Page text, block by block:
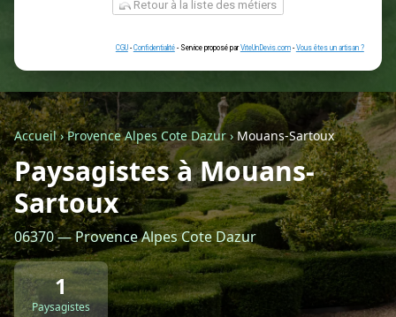
ou
Retour à la liste des métiers
CGU-Confidentialité- Service proposé parViteUnDevis.com - Vous
Accueil›Provence Alpes Cote Dazur › Mouans-Sartoux
Paysagistes à Mouans-
Sartoux
06370 — Provence Alpes Cote Dazur
1
Paysagistes